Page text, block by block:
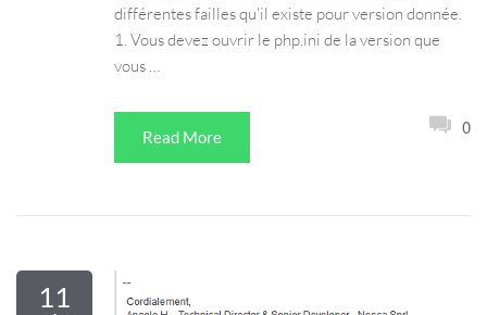
différentes failles qu’il existe pour version donnée.
1. Vous devez ouvrir le php.ini de la version que
vous …
Read More 0
11